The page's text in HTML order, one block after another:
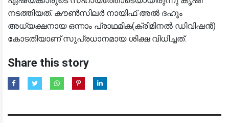
നടത്തിയത്. കൗണ്‍സിലര്‍ നായിഫ് അല്‍ ദഹൂം
അധ്യക്ഷനായ ഒന്നാം പ്രാഥമിക(ക്രിമിനല്‍ ഡിവിഷന്‍)
കോടതിയാണ് സുപ്രധാനമായ ശിക്ഷ വിധിച്ചത്.
Share this story